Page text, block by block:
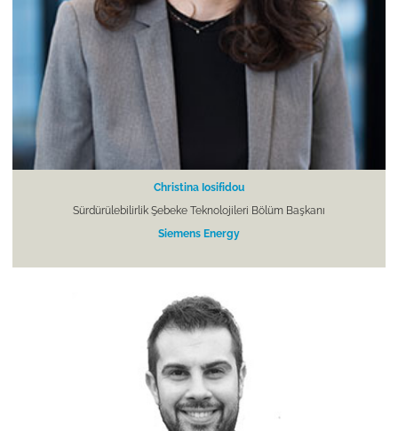
Christina Iosifidou
Sürdürülebilirlik Şebeke Teknolojileri Bölüm Başkanı
Siemens Energy